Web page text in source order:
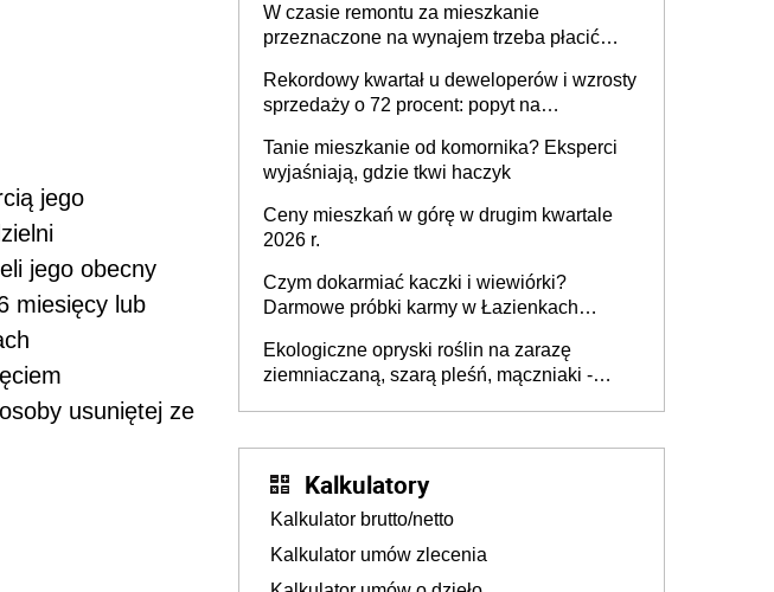
jego
jego obecny
miesięcy lub
usuniętej ze
W czasie remontu za mieszkanie
przeznaczone na wynajem trzeba płacić
realizuje w nim potrzeb mieszkaniowych
Rekordowy kwartał u deweloperów i wzrosty
sprzedaży o 72 procent: popyt na
Tanie mieszkanie od komornika? Eksperci
wyjaśniają, gdzie tkwi haczyk
Ceny mieszkań w górę w drugim kwartale
2026 r.
Czym dokarmiać kaczki i wiewiórki?
Darmowe próbki karmy w Łazienkach
edukacyjna]
Ekologiczne opryski roślin na zarazę
ziemniaczaną, szarą pleśń, mączniaki -
Kalkulatory
Kalkulator brutto/netto
Kalkulator umów zlecenia